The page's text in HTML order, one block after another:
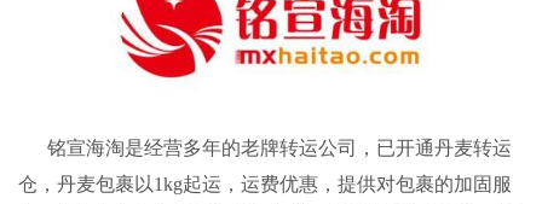
铭宣海淘是经营多年的老牌转运公司
，已开通丹麦转运
仓，丹麦包裹以1kg起运，运费优惠，提供对包裹的加固服